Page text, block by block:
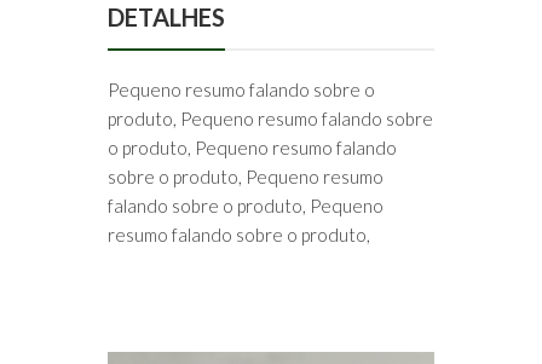
DETALHES
Pequeno resumo falando sobre o
produto, Pequeno resumo falando sobre
o produto, Pequeno resumo falando
sobre o produto, Pequeno resumo
falando sobre o produto, Pequeno
resumo falando sobre o produto,